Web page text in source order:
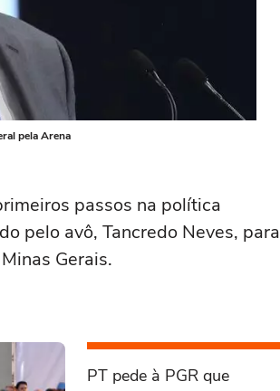
pela Arena
passos na política
pelo avô, Tancredo Neves, para
Gerais.
PT pede à PGR que